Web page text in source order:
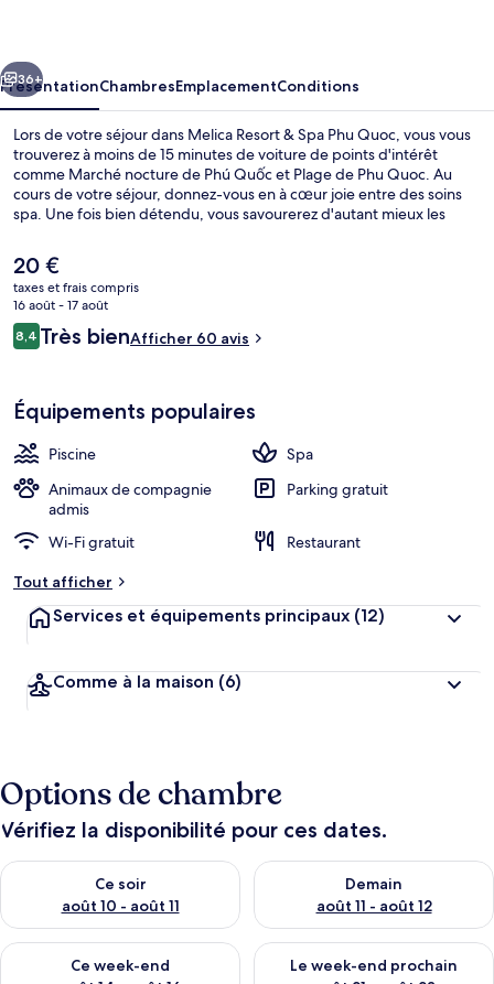
Phu
Quoc
Suivant
36+
PrésentationChambresEmplacementConditions
Lors de votre séjour dans Melica Resort & Spa Phu Quoc, vous vous
trouverez à moins de 15 minutes de voiture de points d'intérêt
comme Marché nocture de Phú Quốc et Plage de Phu Quoc. Au
cours de votre séjour, donnez-vous en à cœur joie entre des soins
spa. Une fois bien détendu, vous savourerez d'autant mieux les
avantages de cet hébergement figurent une piscine extérieure, un
bar en bord de piscine et une terrasse.
Le
prix
actuel
est
de
20 €
taxes et frais compris
16 août - 17 août
Avis
voyageurs
8,48,4 sur 10
Très bienAfficher 60 avis
Équipements populaires
Piscine
Spa
Animaux de compagnie
admis
Parking gratuit
Wi-Fi gratuit
Restaurant
Tout afficher
Services et équipements principaux (12)
Comme à la maison (6)
Options de chambre
Vérifiez la disponibilité pour ces dates.
Ce soir
août 10 - août 11
Vérifier la disponibilité pour ce soir août 10 - août 11
Demain
août 11 - août 12
Vérifier la disponibilité pour
Ce week-end
Vérifier la disponibilité pour ce week-end août 14 - août 16
Le week-end prochain
Vérifier la disponibilité pour